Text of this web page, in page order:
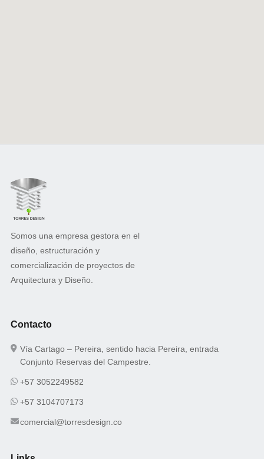
Somos una empresa gestora en el
diseño, estructuración y
comercialización de proyectos de
Arquitectura y Diseño.
Contacto
Vía Cartago – Pereira, sentido hacia Pereira, entrada
Conjunto Reservas del Campestre.
+57 3052249582
+57 3104707173
comercial@torresdesign.co